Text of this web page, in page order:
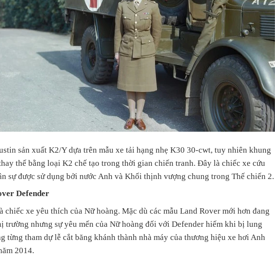
sản xuất K2/Y dựa trên mẫu xe tải hạng nhẹ K30 30-cwt, tuy nhiên khung
thế bằng loại K2 chế tạo trong thời gian chiến tranh. Đây là chiếc xe cứu
sự được sử dụng bởi nước Anh và Khối thịnh vượng chung trong Thế chiến 2.
Defender
chiếc xe yêu thích của Nữ hoàng. Mặc dù các mẫu Land Rover mới hơn đang
trường nhưng sự yêu mến của Nữ hoàng đối với Defender hiếm khi bị lung
từng tham dự lễ cắt băng khánh thành nhà máy của thương hiệu xe hơi Anh
2014.